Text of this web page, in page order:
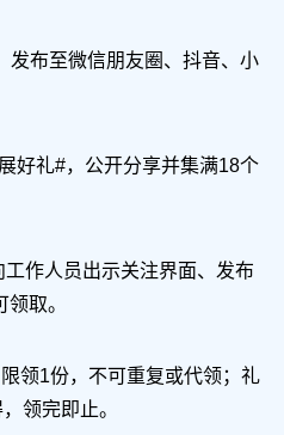
发布至微信朋友圈、抖音、小
好礼#，公开分享并集满18个
作人员出示关注界面、发布
取。
领1份，不可重复或代领；礼
领完即止。